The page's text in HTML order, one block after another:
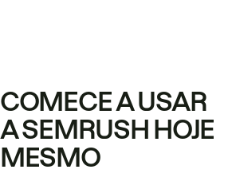
COMECE A USAR
A SEMRUSH HOJE
MESMO